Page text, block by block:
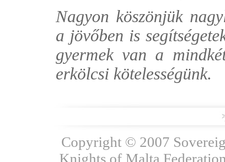
Nagyon köszönjük
a jövőben is
gyermek van a
erkölcsi kötelességünk.
Copyright © 2007
Knights of Malta